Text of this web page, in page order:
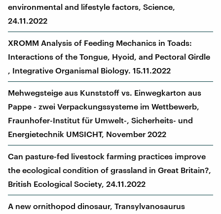
environmental and lifestyle factors, Science,
24.11.2022
XROMM Analysis of Feeding Mechanics in Toads:
Interactions of the Tongue, Hyoid, and Pectoral Girdle
, Integrative Organismal Biology. 15.11.2022
Mehwegsteige aus Kunststoff vs. Einwegkarton aus
Pappe - zwei Verpackungssysteme im Wettbewerb,
Fraunhofer-Institut für Umwelt-, Sicherheits- und
Energietechnik UMSICHT, November 2022
Can pasture-fed livestock farming practices improve
the ecological condition of grassland in Great Britain?,
British Ecological Society, 24.11.2022
A new ornithopod dinosaur, Transylvanosaurus